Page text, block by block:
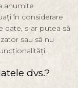
anumite
în considerare
date, s-ar putea să
sau să nu
dvs.?